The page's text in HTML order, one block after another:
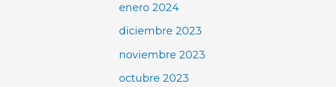
enero 2024
diciembre 2023
noviembre 2023
octubre 2023